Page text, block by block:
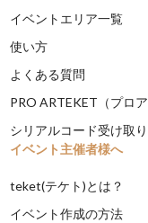
イベントエリア一覧
使い方
よくある質問
PRO ARTEKET（プロア
シリアルコード受け取り
イベント主催者様へ
teket(テケト)とは？
イベント作成の方法